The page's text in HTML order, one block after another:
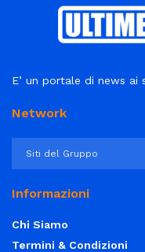
E’ un portale di news ai
Network
Informazioni
Chi Siamo
Termini & Condizioni